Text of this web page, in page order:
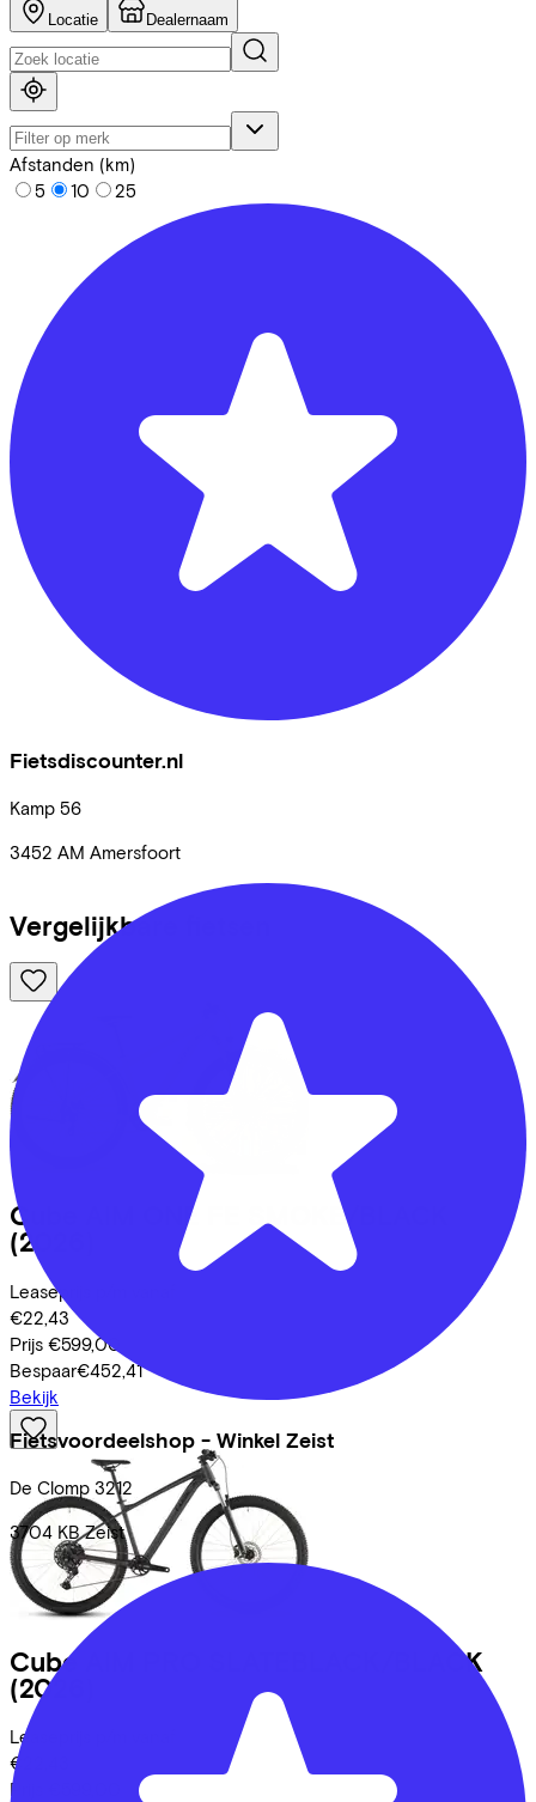
Locatie Dealernaam
Afstanden (km)
5
10 25
Fietsdiscounter.nl
Kamp 56
3452 AM Amersfoort
Fietsvoordeelshop - Winkel Zeist
De Clomp 3212
3704 KB Zeist
Vergelijkbare fietsen
Cube
AIM ONE FE SMOKE/BLACK
(2026)
Leaseprijs p/m vanaf
€22,43
Prijs €599,00
Bespaar€452,41
Bekijk
Cube
AIM PRO SLATEBLACK/BLACK
(2026)
Leaseprijs p/m vanaf
€22,43
Prijs